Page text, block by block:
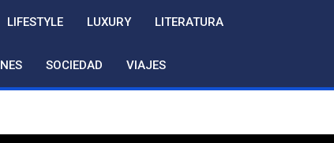
LIFESTYLE LUXURY LITERATURA
SOCIEDAD VIAJES